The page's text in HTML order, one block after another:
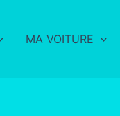
MA VOITURE